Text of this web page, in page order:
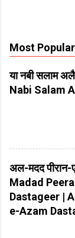
Most Popular
या नबी सलाम
Nabi Salam
अल-मदद
Madad
Dastageer |
e-Azam